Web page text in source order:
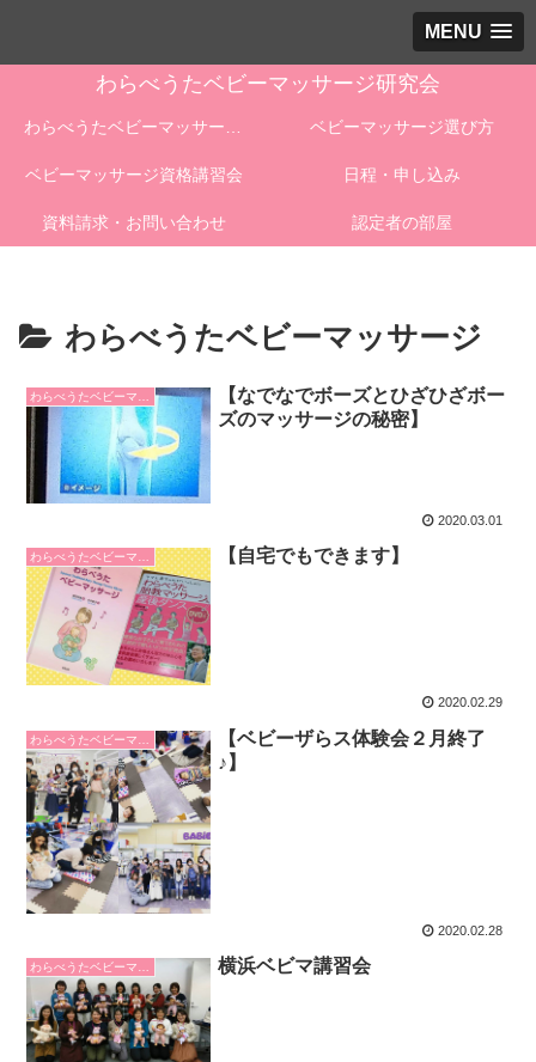
MENU
わらべうたベビーマッサージ研究会
ベビーマッサージ選び方
ベビーマッサージ資格講習会 日程・申し込み
資料請求・お問い合わせ 認定者の部屋
わらべうたベビーマッサージ
わらべうたベビーマッサージ
【なでなでボーズとひざひざボー
ズのマッサージの秘密】
2020.03.01
わらべうたベビーマッサージ 【自宅でもできます】
2020.02.29
【ベビーザらス体験会２月終了
♪】
2020.02.28
わらべうたベビーマッサージ 横浜ベビマ講習会